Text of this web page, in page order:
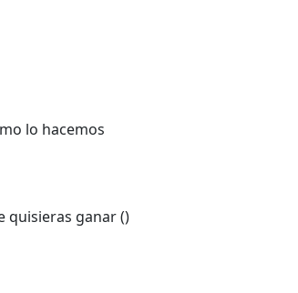
lo hacemos
quisieras ganar ()